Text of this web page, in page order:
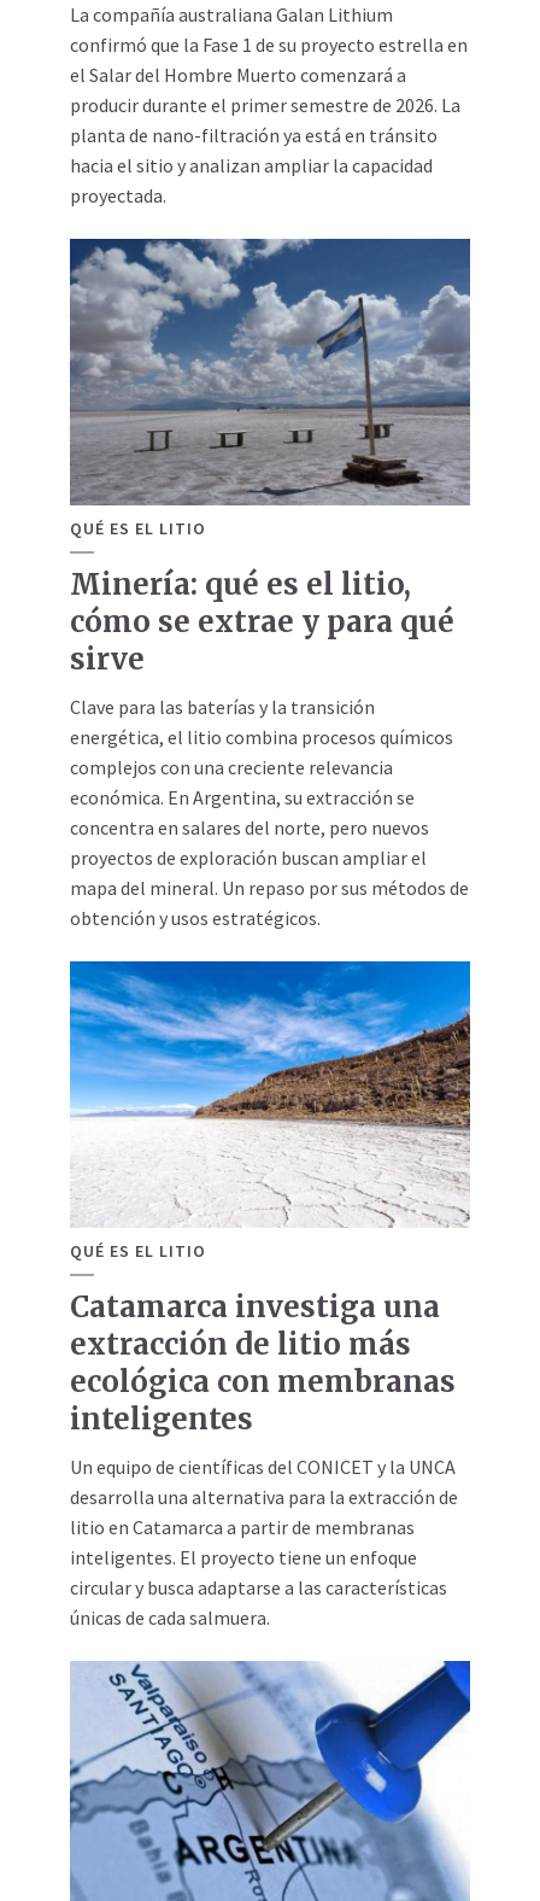
La compañía australiana Galan Lithium
confirmó que la Fase 1 de su proyecto estrella en
el Salar del Hombre Muerto comenzará a
producir durante el primer semestre de 2026. La
planta de nano-filtración ya está en tránsito
hacia el sitio y analizan ampliar la capacidad
proyectada.
QUÉ ES EL LITIO
Minería: qué es el litio,
cómo se extrae y para qué
sirve
Clave para las baterías y la transición
energética, el litio combina procesos químicos
complejos con una creciente relevancia
económica. En Argentina, su extracción se
concentra en salares del norte, pero nuevos
proyectos de exploración buscan ampliar el
mapa del mineral. Un repaso por sus métodos de
obtención y usos estratégicos.
QUÉ ES EL LITIO
Catamarca investiga una
extracción de litio más
ecológica con membranas
inteligentes
Un equipo de científicas del CONICET y la UNCA
desarrolla una alternativa para la extracción de
litio en Catamarca a partir de membranas
inteligentes. El proyecto tiene un enfoque
circular y busca adaptarse a las características
únicas de cada salmuera.